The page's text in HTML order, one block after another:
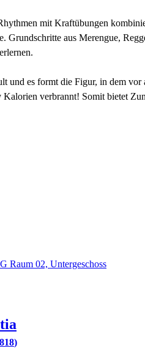
mit Kraftübungen
Grundschritte aus Merengue,
.
und es formt die Figur, in dem vor
Kalorien verbrannt! Somit bietet
Raum 02, Untergeschoss